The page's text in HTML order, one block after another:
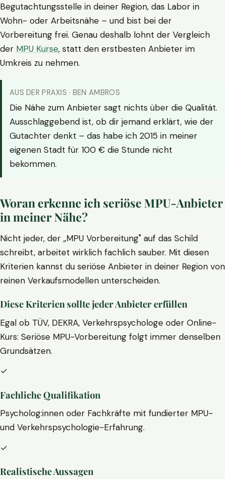
Begutachtungsstelle in deiner Region, das Labor in
Wohn- oder Arbeitsnähe – und bist bei der
Vorbereitung frei. Genau deshalb lohnt der Vergleich
der MPU Kurse, statt den erstbesten Anbieter im
Umkreis zu nehmen.
AUS DER PRAXIS · BEN AMBROS
Die Nähe zum Anbieter sagt nichts über die Qualität.
Ausschlaggebend ist, ob dir jemand erklärt, wie der
Gutachter denkt – das habe ich 2015 in meiner
eigenen Stadt für 100 € die Stunde nicht
bekommen.
Woran erkenne ich seriöse MPU-Anbieter
in meiner Nähe?
Nicht jeder, der „MPU Vorbereitung" auf das Schild
schreibt, arbeitet wirklich fachlich sauber. Mit diesen
Kriterien kannst du seriöse Anbieter in deiner Region von
reinen Verkaufsmodellen unterscheiden.
Diese Kriterien sollte jeder Anbieter erfüllen
Egal ob TÜV, DEKRA, Verkehrspsychologe oder Online-
Kurs: Seriöse MPU-Vorbereitung folgt immer denselben
Grundsätzen.
✓
Fachliche Qualifikation
Psycholog:innen oder Fachkräfte mit fundierter MPU-
und Verkehrspsychologie-Erfahrung.
✓
Realistische Aussagen